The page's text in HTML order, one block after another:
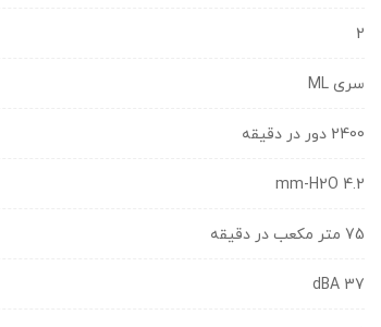
2
سری ML
2400 دور در دقیقه
4.2 mm-H2O
75 متر مکعب در دقیقه
37 dBA